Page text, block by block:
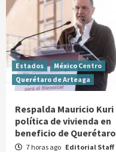
Estados
México Centro
Querétaro de Arteaga
Respalda Mauricio Kuri
política de vivienda en
beneficio de Querétaro
7 horas ago Editorial Staff